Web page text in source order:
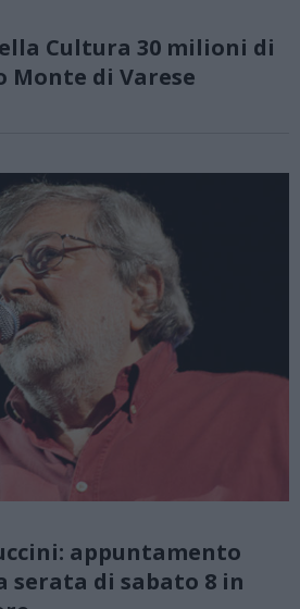
Cultura 30 milioni di
Monte di Varese
appuntamento
serata di sabato 8 in